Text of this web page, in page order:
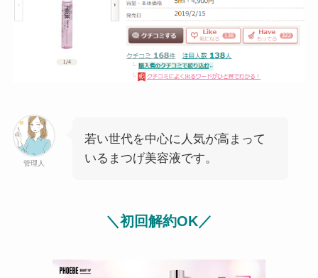
管理人
若い世代を中心に人気が高まって
いるまつげ美容液です。
＼初回解約OK／